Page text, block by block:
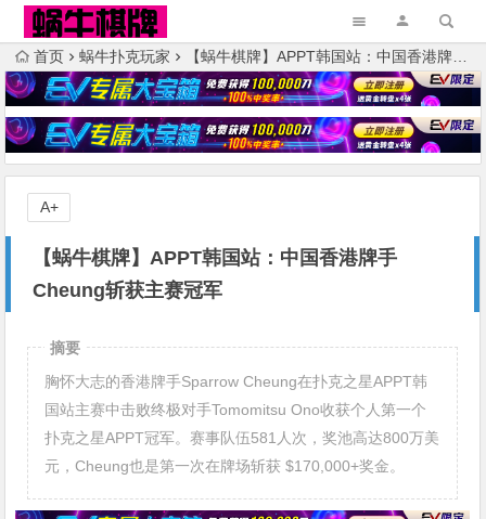
首页 蜗牛扑克玩家 【蜗牛棋牌】APPT韩国站：中国香港牌手Cheung斩获主赛冠军
【蜗牛棋牌】APPT韩国站：中国香港牌手
Cheung斩获主赛冠军
A+
摘要
胸怀大志的香港牌手Sparrow Cheung在扑克之星APPT韩
国站主赛中击败终极对手Tomomitsu Ono收获个人第一个
扑克之星APPT冠军。赛事队伍581人次，奖池高达800万美
元，Cheung也是第一次在牌场斩获 $170,000+奖金。